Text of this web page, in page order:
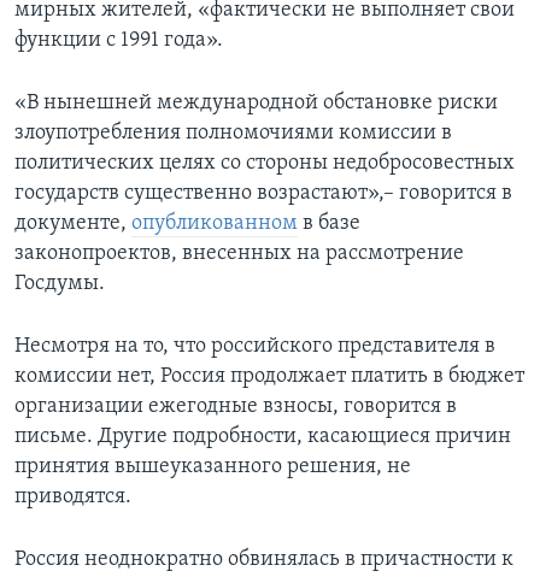
мирных жителей, «фактически не выполняет свои
функции с 1991 года».
«В нынешней международной обстановке риски
злоупотребления полномочиями комиссии в
политических целях со стороны недобросовестных
государств существенно возрастают»,– говорится в
документе, опубликованном в базе
законопроектов, внесенных на рассмотрение
Госдумы.
Несмотря на то, что российского представителя в
комиссии нет, Россия продолжает платить в бюджет
организации ежегодные взносы, говорится в
письме. Другие подробности, касающиеся причин
принятия вышеуказанного решения, не
приводятся.
Россия неоднократно обвинялась в причастности к